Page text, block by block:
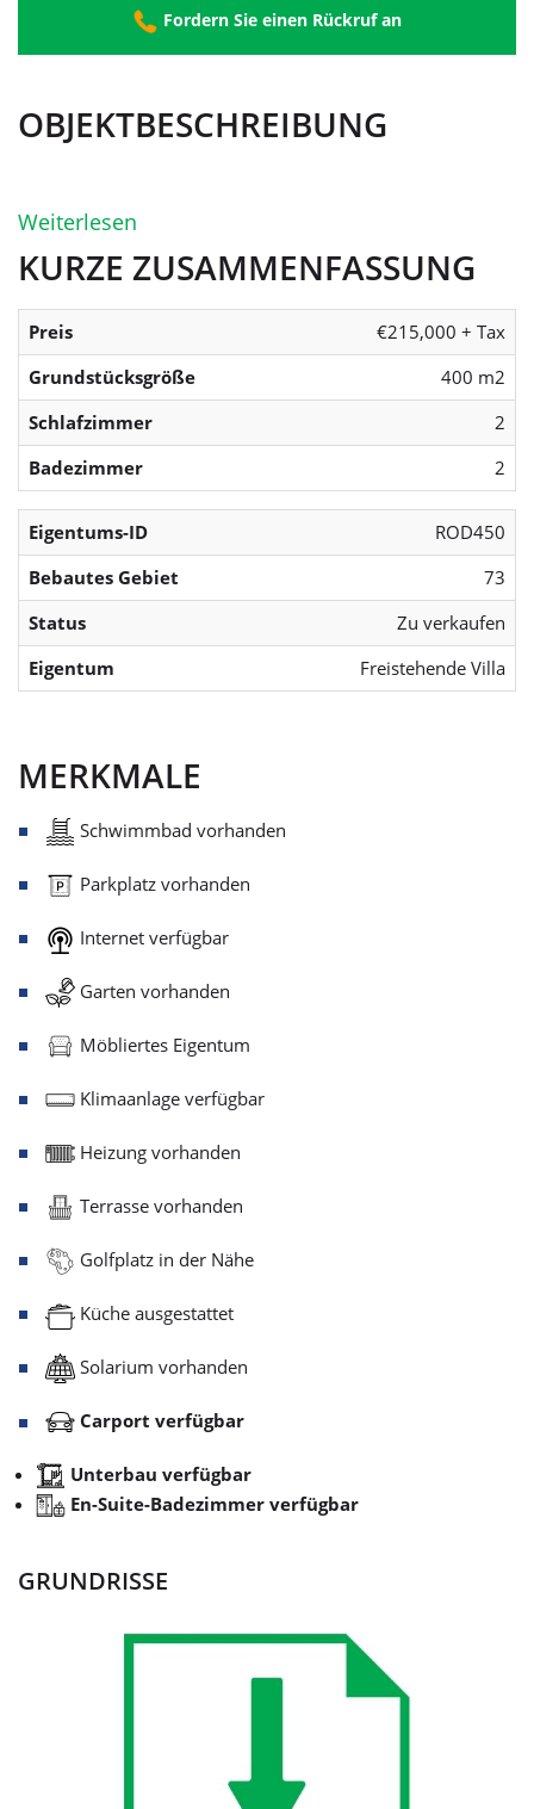
Fordern Sie einen Rückruf an
OBJEKTBESCHREIBUNG
Weiterlesen
KURZE ZUSAMMENFASSUNG
Preis
€215,000 + Tax
Grundstücksgröße
400 m2
Schlafzimmer
2
Badezimmer
2
Eigentums-ID
ROD450
Bebautes Gebiet
73
Status
Zu verkaufen
Eigentum
Freistehende Villa
MERKMALE
Schwimmbad vorhanden
Parkplatz vorhanden
Internet verfügbar
Garten vorhanden
Möbliertes Eigentum
Klimaanlage verfügbar
Heizung vorhanden
Terrasse vorhanden
Golfplatz in der Nähe
Küche ausgestattet
Solarium vorhanden
Carport verfügbar
Unterbau verfügbar
En-Suite-Badezimmer verfügbar
GRUNDRISSE